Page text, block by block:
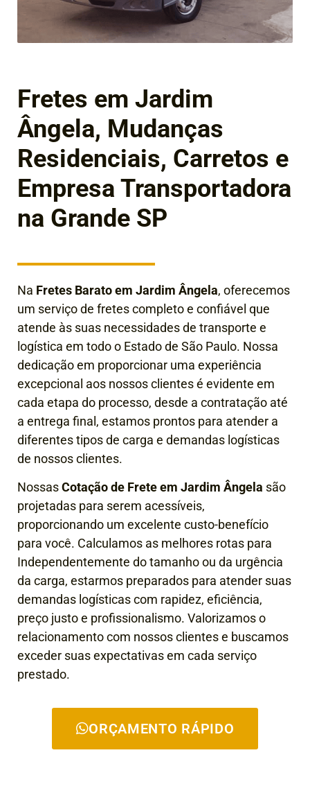
Fretes em Jardim
Ângela, Mudanças
Residenciais, Carretos e
Empresa Transportadora
na Grande SP
Na Fretes Barato em Jardim Ângela, oferecemos
um serviço de fretes completo e confiável que
atende às suas necessidades de transporte e
logística em todo o Estado de São Paulo. Nossa
dedicação em proporcionar uma experiência
excepcional aos nossos clientes é evidente em
cada etapa do processo, desde a contratação até
a entrega final , estamos prontos para atender a
diferentes tipos de carga e demandas logísticas
de nossos clientes.
NossasCotação de Frete em Jardim Ângela são
projetadas para serem acessíveis,
proporcionando um excelente custo-benefício
para você. Calculamos as melhores rotas para
Independentemente do tamanho ou da urgência
da carga, estarmos preparados para atender suas
demandas logísticas com rapidez, eficiência,
preço justo e profissionalismo. Valorizamos o
relacionamento com nossos clientes e buscamos
exceder suas expectativas em cada serviço
prestado.
ORÇAMENTO RÁPIDO